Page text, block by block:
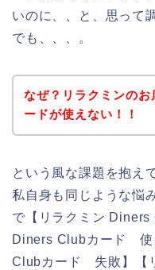
いのに、、と、思って
でも、、、。
なぜ？リラクミンの
ードが使えない！！
という風な課題を抱え
私自身も同じような悩
で【リラクミン Diners
Diners Clubカード 使
Clubカード 失敗】【